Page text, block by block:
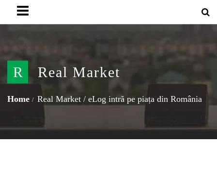
R Real Market
Home Real Market / eLog intră pe piața din România